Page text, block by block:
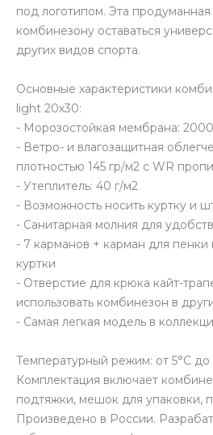
под логотипом. Эта
комбинезону оставаться
других видов спорта.
Основные характеристики
light 20х30:
- Морозостойкая мембрана:
- Ветро- и влагозащитная
плотностью 145 гр/м2 с WR
- Утеплитель: 40 г/м2
- Возможность носить куртку и
- Санитарная молния для
- 7 карманов + карман для пенки
куртки
- Отверстие для крюка кайт-
использовать комбинезон в
- Самая легкая модель в
Температурный режим: от 5°С до
Комплектация включает
подтяжки, мешок для упаковки,
Произведено в России.